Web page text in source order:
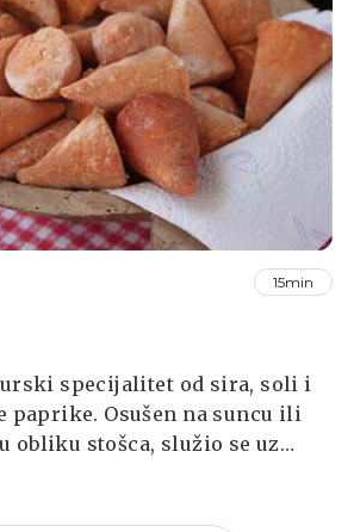
15min
specijalitet od sira, soli i
paprike. Osušen na suncu ili
obliku stošca, služio se uz